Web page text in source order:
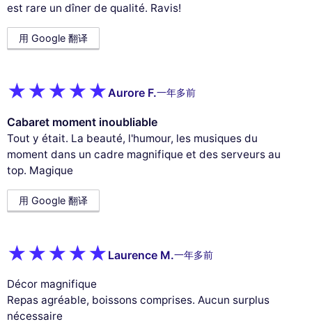
est rare un dîner de qualité. Ravis!
用 Google 翻译
Aurore F.一年多前
Cabaret moment inoubliable
Tout y était. La beauté, l'humour, les musiques du
moment dans un cadre magnifique et des serveurs au
top. Magique
用 Google 翻译
Laurence M.一年多前
Décor magnifique
Repas agréable, boissons comprises. Aucun surplus
nécessaire